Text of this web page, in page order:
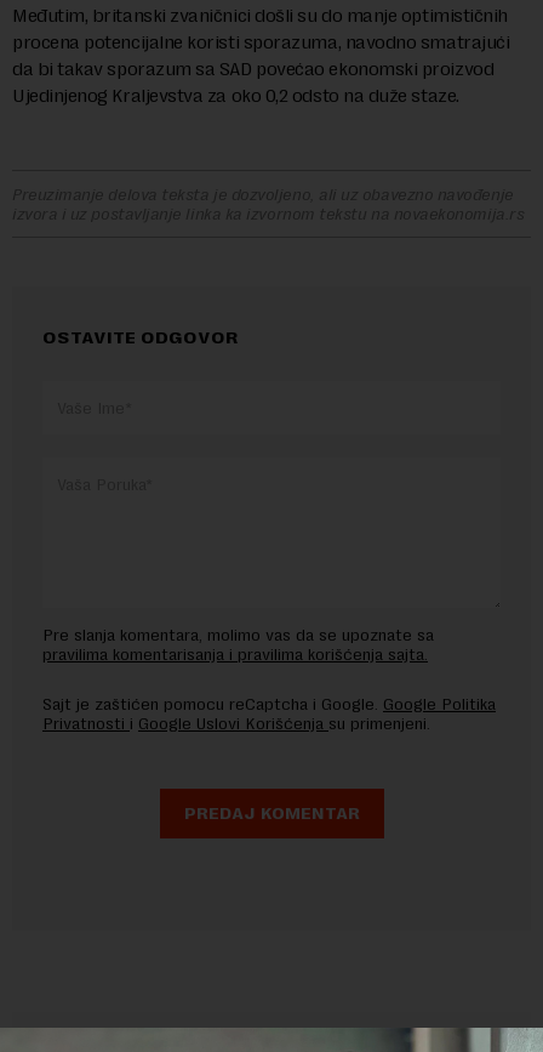
Međutim, britanski zvaničnici došli su do manje optimističnih
procena potencijalne koristi sporazuma, navodno smatrajući
da bi takav sporazum sa SAD povećao ekonomski proizvod
Ujedinjenog Kraljevstva za oko 0,2 odsto na duže staze.
Preuzimanje delova teksta je dozvoljeno, ali uz obavezno navođenje
izvora i uz postavljanje linka ka izvornom tekstu na novaekonomija.rs
OSTAVITE ODGOVOR
Pre slanja komentara, molimo vas da se upoznate sa
pravilima komentarisanja i pravilima korišćenja sajta.
Sajt je zaštićen pomocu reCaptcha i Google. Google Politika
Privatnosti i Google Uslovi Korišćenja su primenjeni.